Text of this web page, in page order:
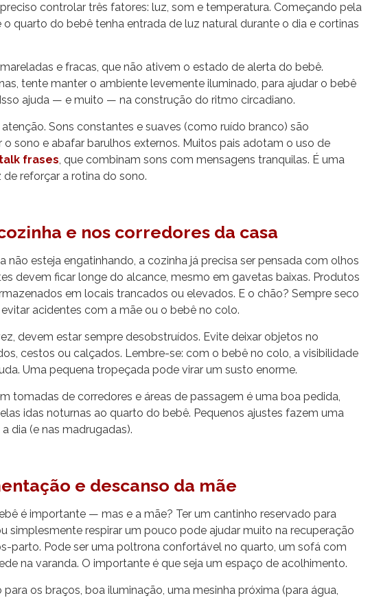
controlar três fatores: luz, som e temperatura. Começando pela
o quarto do bebê tenha entrada de luz natural durante o dia e cortinas
e fracas, que não ativem o estado de alerta do bebê.
tente manter o ambiente levemente iluminado, para ajudar o bebê
ajuda — e muito — na construção do ritmo circadiano.
Sons constantes e suaves (como ruído branco) são
sono e abafar barulhos externos. Muitos pais adotam o uso de
frases, que combinam sons com mensagens tranquilas. É uma
reforçar a rotina do sono.
e nos corredores da casa
não esteja engatinhando, a cozinha já precisa ser pensada com olhos
devem ficar longe do alcance, mesmo em gavetas baixas. Produtos
em locais trancados ou elevados. E o chão? Sempre seco
acidentes com a mãe ou o bebê no colo.
devem estar sempre desobstruídos. Evite deixar objetos no
cestos ou calçados. Lembre-se: com o bebê no colo, a visibilidade
Uma pequena tropeçada pode virar um susto enorme.
tomadas de corredores e áreas de passagem é uma boa pedida,
idas noturnas ao quarto do bebê. Pequenos ajustes fazem uma
dia (e nas madrugadas).
e descanso da mãe
é importante — mas e a mãe? Ter um cantinho reservado para
simplesmente respirar um pouco pode ajudar muito na recuperação
parto. Pode ser uma poltrona confortável no quarto, um sofá com
na varanda. O importante é que seja um espaço de acolhimento.
para os braços, boa iluminação, uma mesinha próxima (para água,